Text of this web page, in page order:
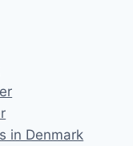
in Denmark